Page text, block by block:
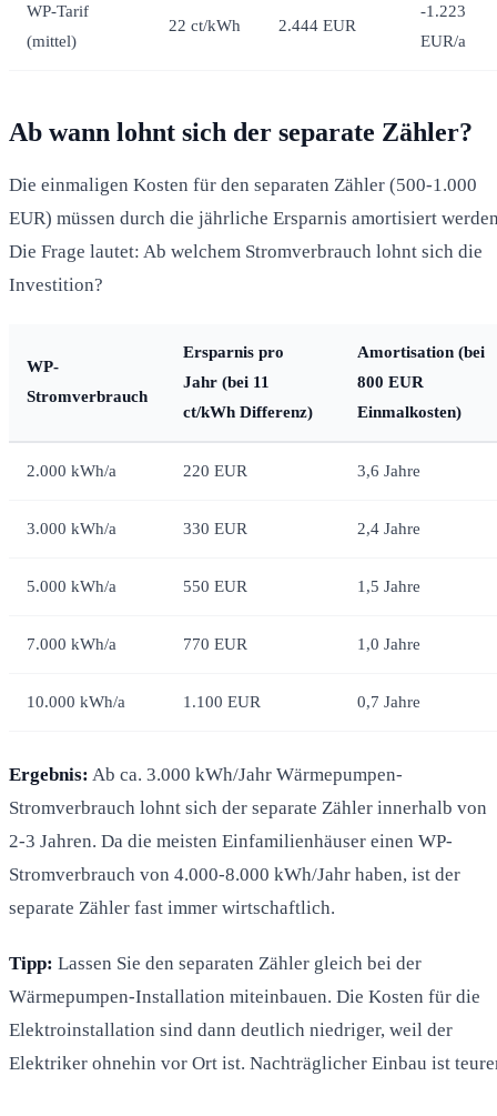
WP-Tarif
(mittel)
22 ct/kWh 2.444 EUR
-1.223
EUR/a
Ab wann lohnt sich der separate Zähler?
Die einmaligen Kosten für den separaten Zähler (500-1.000
EUR) müssen durch die jährliche Ersparnis amortisiert
Die Frage lautet: Ab welchem Stromverbrauch lohnt sich die
Investition?
WP-
Stromverbrauch
Ersparnis pro
Jahr (bei 11
ct/kWh Differenz)
Amortisation (bei
800 EUR
Einmalkosten)
2.000 kWh/a 220 EUR 3,6 Jahre
3.000 kWh/a 330 EUR 2,4 Jahre
5.000 kWh/a 550 EUR 1,5 Jahre
7.000 kWh/a 770 EUR 1,0 Jahre
10.000 kWh/a 1.100 EUR 0,7 Jahre
Ergebnis: Ab ca. 3.000 kWh/Jahr Wärmepumpen-
Stromverbrauch lohnt sich der separate Zähler innerhalb von
2-3 Jahren. Da die meisten Einfamilienhäuser einen WP-
Stromverbrauch von 4.000-8.000 kWh/Jahr haben, ist der
separate Zähler fast immer wirtschaftlich.
Tipp: Lassen Sie den separaten Zähler gleich bei der
Wärmepumpen-Installation miteinbauen. Die Kosten für die
Elektroinstallation sind dann deutlich niedriger, weil der
Elektriker ohnehin vor Ort ist. Nachträglicher Einbau ist